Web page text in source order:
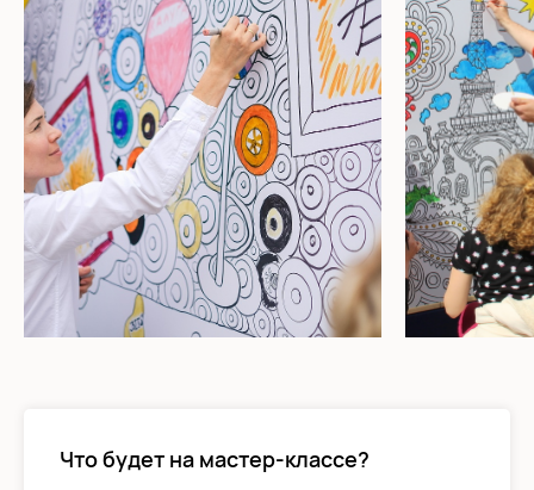
Что будет на мастер-классе?